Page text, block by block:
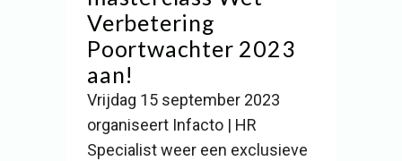
Verbetering
Poortwachter 2023
aan!
Vrijdag 15 september 2023
organiseert Infacto | HR
Specialist weer een exclusieve